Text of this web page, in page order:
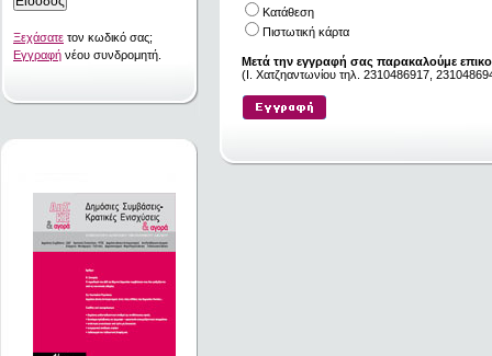
Ξεχάσατε τον κωδικό σας;
Εγγραφή νέου συνδρομητή.
Κατάθεση
Πιστωτική κάρτα
Μετά την εγγραφή σας παρακαλούμε
(I. Χατζηαντωνίου τηλ. 2310486917,